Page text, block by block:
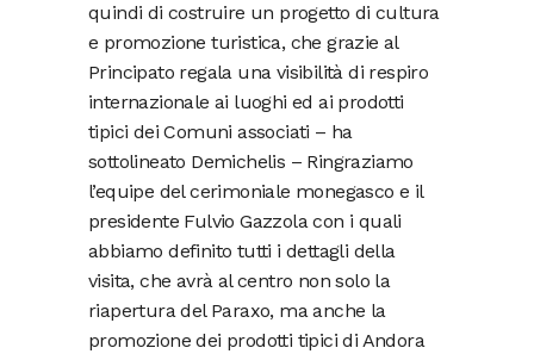
quindi di costruire un progetto di cultura
e promozione turistica, che grazie al
Principato regala una visibilità di respiro
internazionale ai luoghi ed ai prodotti
tipici dei Comuni associati – ha
sottolineato Demichelis – Ringraziamo
l’equipe del cerimoniale monegasco e il
presidente Fulvio Gazzola con i quali
abbiamo definito tutti i dettagli della
visita, che avrà al centro non solo la
riapertura del Paraxo, ma anche la
promozione dei prodotti tipici di Andora